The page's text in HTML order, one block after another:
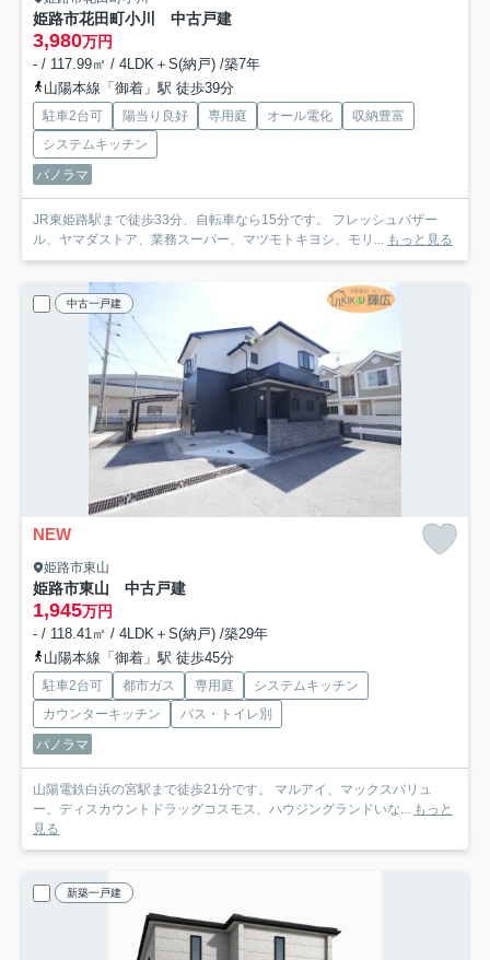
姫路市花田町小川 中古戸建
3,980万円
- / 117.99㎡ / 4LDK＋S(納戸) /築7年
山陽本線「御着」駅 徒歩39分
駐車2台可 陽当り良好 専用庭 オール電化
収納豊富
システムキッチン
パノラマ
JR東姫路駅まで徒歩33分、自転車なら15分です。 フレッシュバザー
ル、ヤマダストア、業務スーパー、マツモトキヨシ、モリ... もっと見る
中古一戸建
NEW
姫路市東山
姫路市東山 中古戸建
1,945万円
- / 118.41㎡ / 4LDK＋S(納戸) /築29年
山陽本線「御着」駅 徒歩45分
駐車2台可 都市ガス 専用庭
システムキッチン
カウンターキッチン
バス・トイレ別
パノラマ
山陽電鉄白浜の宮駅まで徒歩21分です。 マルアイ、マックスバリュ
ー、ディスカウントドラッグコスモス、ハウジングランドいな... もっと
見る
新築一戸建